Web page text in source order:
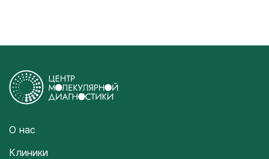
О нас
Клиники